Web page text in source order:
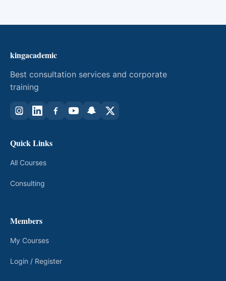
kingacademic
Best consultation services and corporate
training
Quick Links
All Courses
Consulting
Members
My Courses
Login / Register